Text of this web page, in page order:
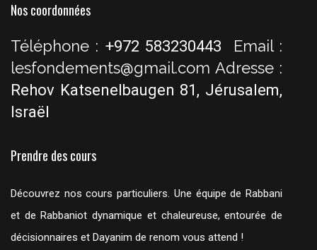
Nos coordonnées
Téléphone : +972 583230443 Email :
lesfondements@gmail.com Adresse :
Rehov Katsenelbaugen 81, Jérusalem,
Israël
Prendre des cours
Découvrez nos cours particuliers. Une équipe de Rabbani
et de Rabbaniot dynamique et chaleureuse, entourée de
décisionnaires et Dayanim de renom vous attend !